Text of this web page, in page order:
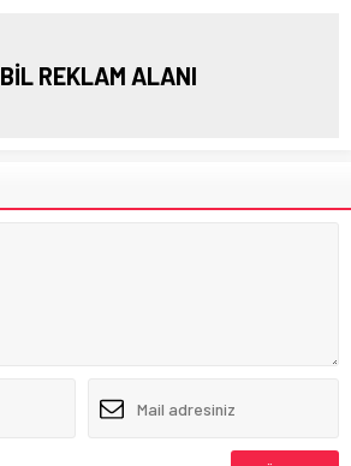
REKLAM ALANI